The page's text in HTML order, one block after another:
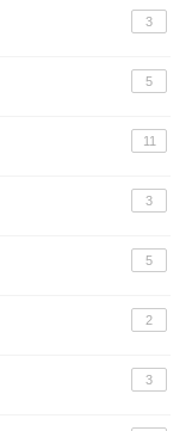
3
5
11
3
5
2
3